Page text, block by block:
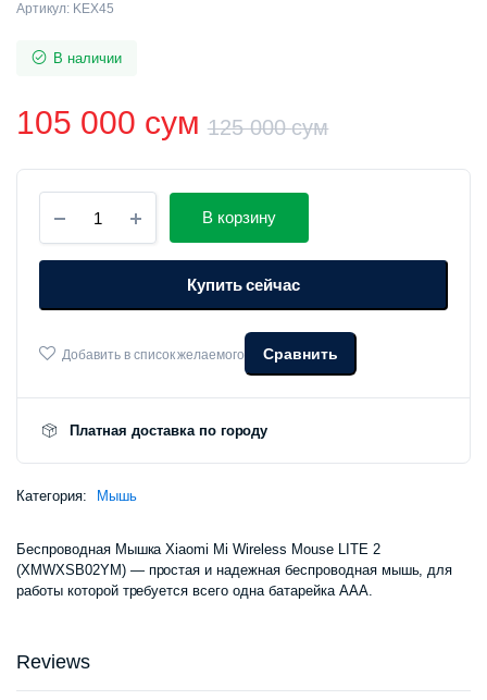
Артикул: KEX45
В наличии
125 000сум
125
000 сум.
105 000 сум
Текущая
105
000 сум.
мышка
Xiaomi
Mi
Mouse
2
В корзину
Купить сейчас
Добавить в список желаемого Сравнить
Платная доставка по городу
Категория: Мышь
Беспроводная Мышка Xiaomi Mi Wireless Mouse LITE 2
(XMWXSB02YM) — простая и надежная беспроводная мышь, для
работы которой требуется всего одна батарейка ААА.
Reviews